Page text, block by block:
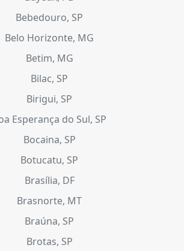
Bebedouro, SP
Belo Horizonte, MG
Betim, MG
Bilac, SP
Birigui, SP
Esperança do Sul, SP
Bocaina, SP
Botucatu, SP
Brasília, DF
Brasnorte, MT
Braúna, SP
Brotas, SP